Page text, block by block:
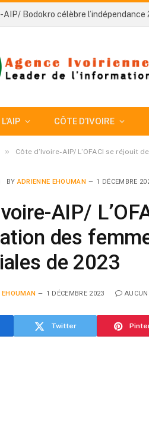
L’AIP CÔTE D’IVOIRE
» Côte d’Ivoire-AIP/ L’OFACI se
BY ADRIENNE EHOUMAN 1 DÉCEMBRE
AIP/
des
de 2023
EHOUMAN 1 DÉCEMBRE 2023
Twitter